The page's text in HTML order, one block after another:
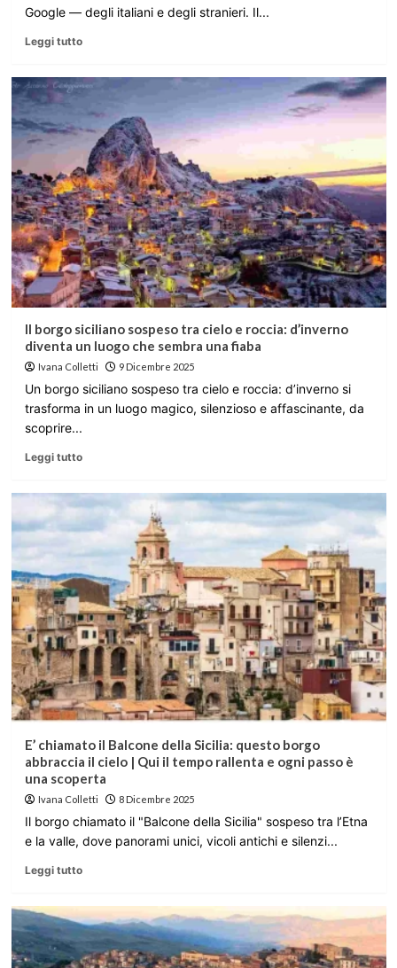
Google — degli italiani e degli stranieri. Il...
Leggi tutto
Il borgo siciliano sospeso tra cielo e roccia: d’inverno
diventa un luogo che sembra una fiaba
Ivana Colletti 9 Dicembre 2025
Un borgo siciliano sospeso tra cielo e roccia: d’inverno si
trasforma in un luogo magico, silenzioso e affascinante, da
scoprire...
Leggi tutto
E’ chiamato il Balcone della Sicilia: questo borgo
abbraccia il cielo | Qui il tempo rallenta e ogni passo è
una scoperta
Ivana Colletti 8 Dicembre 2025
Il borgo chiamato il "Balcone della Sicilia" sospeso tra l’Etna
e la valle, dove panorami unici, vicoli antichi e silenzi...
Leggi tutto